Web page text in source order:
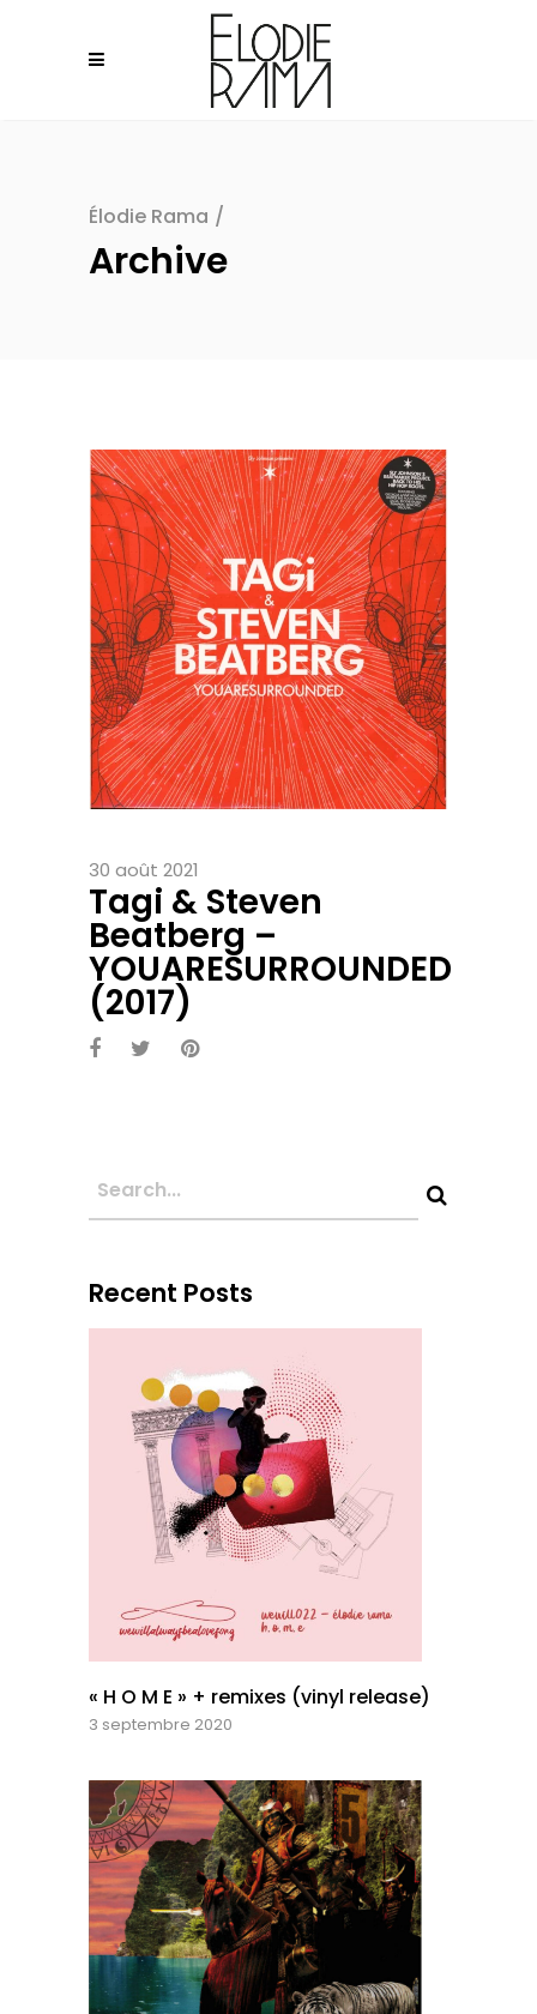
Élodie Rama /
Archive
30 août 2021
Tagi & Steven
Beatberg –
YOUARESURROUNDED
(2017)
Recent Posts
« H O M E » + remixes (vinyl release)
3 septembre 2020